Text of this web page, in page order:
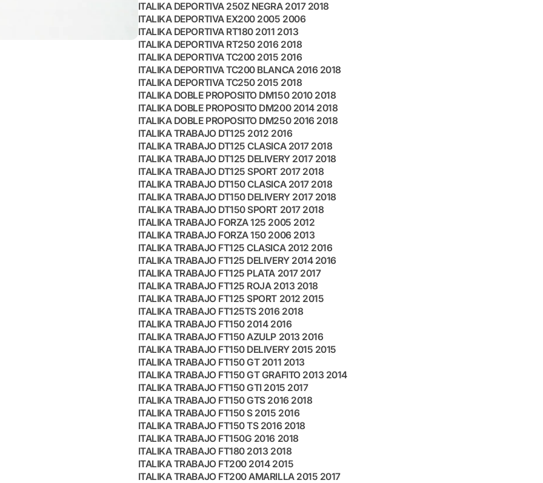
ITALIKA DEPORTIVA 250Z NEGRA 2017 2018
ITALIKA DEPORTIVA EX200 2005 2006
ITALIKA DEPORTIVA RT180 2011 2013
ITALIKA DEPORTIVA RT250 2016 2018
ITALIKA DEPORTIVA TC200 2015 2016
ITALIKA DEPORTIVA TC200 BLANCA 2016 2018
ITALIKA DEPORTIVA TC250 2015 2018
ITALIKA DOBLE PROPOSITO DM150 2010 2018
ITALIKA DOBLE PROPOSITO DM200 2014 2018
ITALIKA DOBLE PROPOSITO DM250 2016 2018
ITALIKA TRABAJO DT125 2012 2016
ITALIKA TRABAJO DT125 CLASICA 2017 2018
ITALIKA TRABAJO DT125 DELIVERY 2017 2018
ITALIKA TRABAJO DT125 SPORT 2017 2018
ITALIKA TRABAJO DT150 CLASICA 2017 2018
ITALIKA TRABAJO DT150 DELIVERY 2017 2018
ITALIKA TRABAJO DT150 SPORT 2017 2018
ITALIKA TRABAJO FORZA 125 2005 2012
ITALIKA TRABAJO FORZA 150 2006 2013
ITALIKA TRABAJO FT125 CLASICA 2012 2016
ITALIKA TRABAJO FT125 DELIVERY 2014 2016
ITALIKA TRABAJO FT125 PLATA 2017 2017
ITALIKA TRABAJO FT125 ROJA 2013 2018
ITALIKA TRABAJO FT125 SPORT 2012 2015
ITALIKA TRABAJO FT125TS 2016 2018
ITALIKA TRABAJO FT150 2014 2016
ITALIKA TRABAJO FT150 AZULP 2013 2016
ITALIKA TRABAJO FT150 DELIVERY 2015 2015
ITALIKA TRABAJO FT150 GT 2011 2013
ITALIKA TRABAJO FT150 GT GRAFITO 2013 2014
ITALIKA TRABAJO FT150 GTI 2015 2017
ITALIKA TRABAJO FT150 GTS 2016 2018
ITALIKA TRABAJO FT150 S 2015 2016
ITALIKA TRABAJO FT150 TS 2016 2018
ITALIKA TRABAJO FT150G 2016 2018
ITALIKA TRABAJO FT180 2013 2018
ITALIKA TRABAJO FT200 2014 2015
ITALIKA TRABAJO FT200 AMARILLA 2015 2017